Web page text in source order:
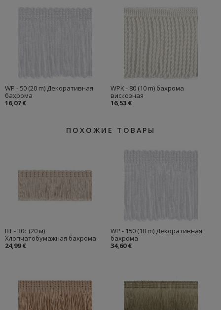
WP - 50 (20 m) Декоративная
бахрома
16,07 €
WPK - 80 (10 m) бахрома
вискозная
16,53 €
ПОХОЖИЕ ТОВАРЫ
BT - 30c (20 м)
Хлопчатобумажная бахрома
24,99 €
WP - 150 (10 m) Декоративная
бахрома
34,60 €